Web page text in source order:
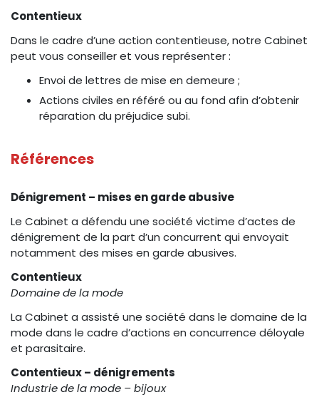
Contentieux
Dans le cadre d’une action contentieuse, notre Cabinet
peut vous conseiller et vous représenter :
Envoi de lettres de mise en demeure ;
Actions civiles en référé ou au fond afin d’obtenir
réparation du préjudice subi.
Références
Dénigrement – mises en garde abusive
Le Cabinet a défendu une société victime d’actes de
dénigrement de la part d’un concurrent qui envoyait
notamment des mises en garde abusives.
Contentieux
Domaine de la mode
La Cabinet a assisté une société dans le domaine de la
mode dans le cadre d’actions en concurrence déloyale
et parasitaire.
Contentieux – dénigrements
Industrie de la mode – bijoux